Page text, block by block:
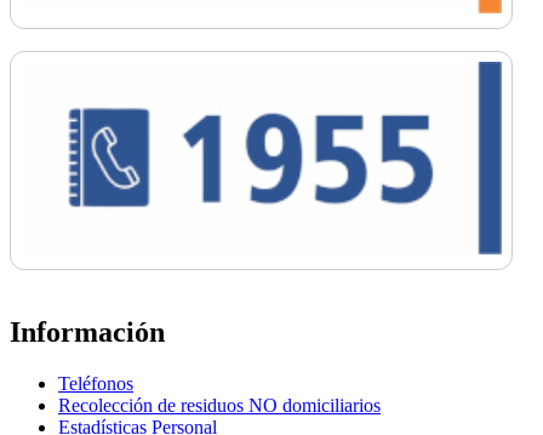
Información
Teléfonos
Recolección de residuos NO domiciliarios
Estadísticas Personal